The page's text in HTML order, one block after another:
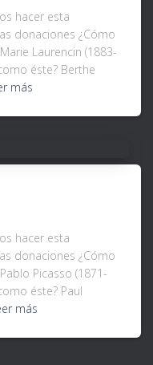
hacer esta
donaciones ¿Cómo
Laurencin (1883-
éste? Berthe
más
hacer esta
donaciones ¿Cómo
Picasso (1871-
éste? Paul
más